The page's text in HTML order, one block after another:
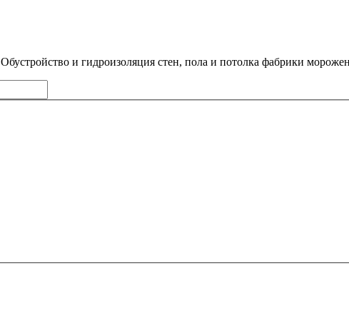
Обустройство и гидроизоляция стен, пола и потолка фабрики